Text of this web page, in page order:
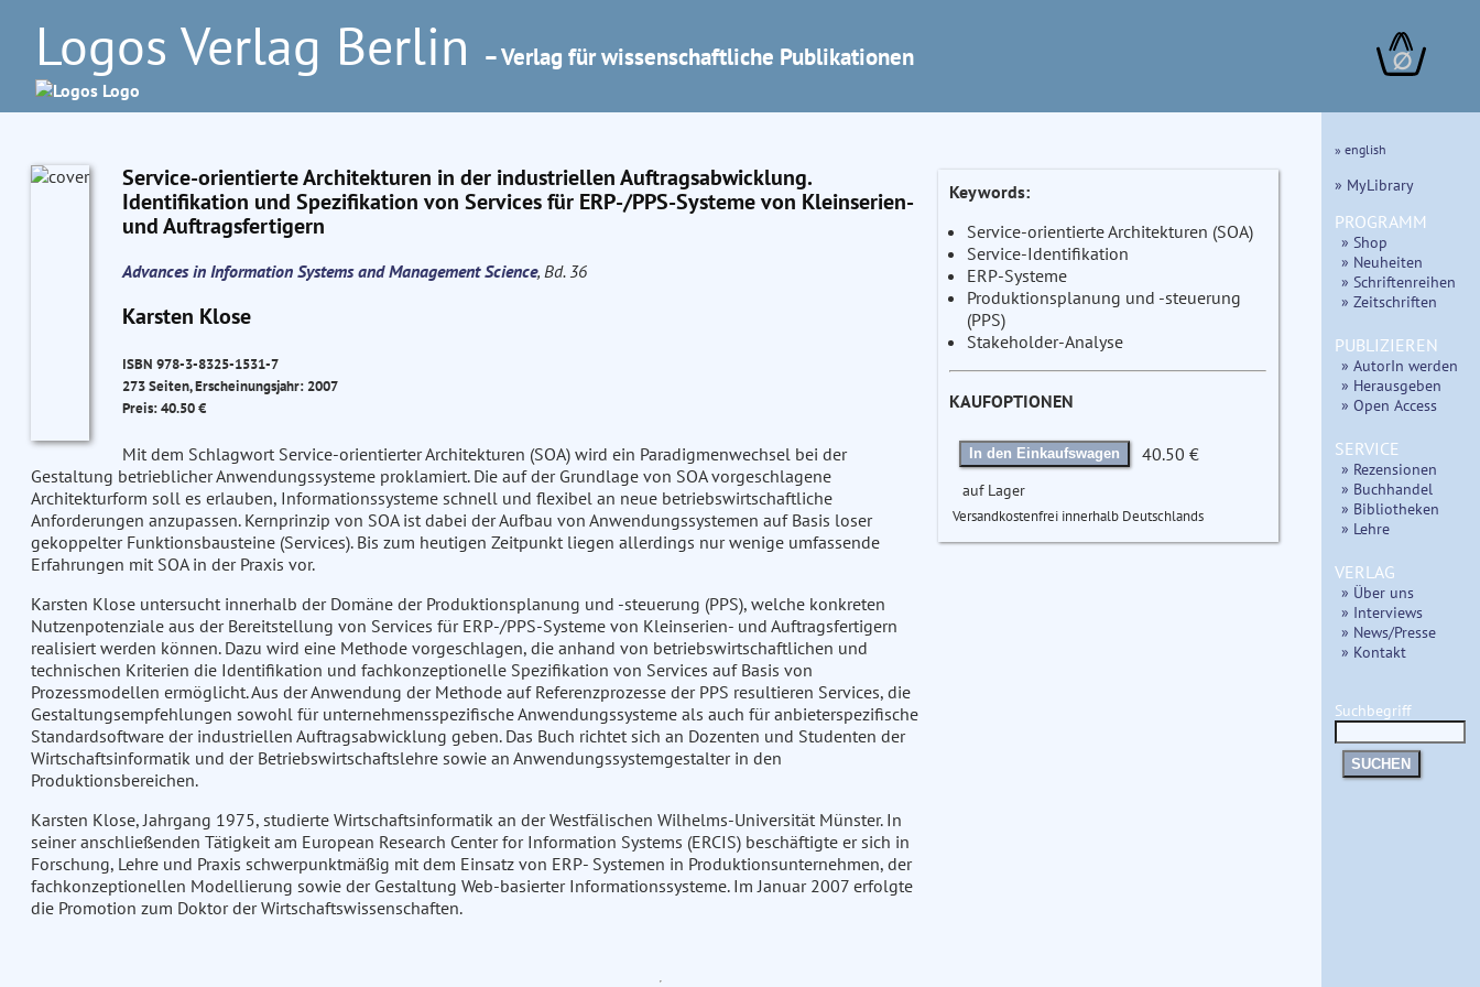
Logos Verlag Berlin – Verlag für wissenschaftliche Publikationen ∅
Service-orientierte Architekturen in der industriellen Auftragsabwicklung.
Identifikation und Spezifikation von Services für ERP-/PPS-Systeme von Kleinserien-
und Auftragsfertigern
Advances in Information Systems and Management Science, Bd. 36
Karsten Klose
ISBN 978-3-8325-1531-7
273 Seiten, Erscheinungsjahr: 2007
Preis: 40.50 €
Mit dem Schlagwort Service-orientierter Architekturen (SOA) wird ein Paradigmenwechsel bei der
Gestaltung betrieblicher Anwendungssysteme proklamiert. Die auf der Grundlage von SOA vorgeschlagene
Architekturform soll es erlauben, Informationssysteme schnell und flexibel an neue betriebswirtschaftliche
Anforderungen anzupassen. Kernprinzip von SOA ist dabei der Aufbau von Anwendungssystemen auf Basis loser
gekoppelter Funktionsbausteine (Services). Bis zum heutigen Zeitpunkt liegen allerdings nur wenige umfassende
Erfahrungen mit SOA in der Praxis vor.
Karsten Klose untersucht innerhalb der Domäne der Produktionsplanung und -steuerung (PPS), welche konkreten
Nutzenpotenziale aus der Bereitstellung von Services für ERP-/PPS-Systeme von Kleinserien- und Auftragsfertigern
realisiert werden können. Dazu wird eine Methode vorgeschlagen, die anhand von betriebswirtschaftlichen und
technischen Kriterien die Identifikation und fachkonzeptionelle Spezifikation von Services auf Basis von
Prozessmodellen ermöglicht. Aus der Anwendung der Methode auf Referenzprozesse der PPS resultieren Services, die
Gestaltungsempfehlungen sowohl für unternehmensspezifische Anwendungssysteme als auch für anbieterspezifische
Standardsoftware der industriellen Auftragsabwicklung geben. Das Buch richtet sich an Dozenten und Studenten der
Wirtschaftsinformatik und der Betriebswirtschaftslehre sowie an Anwendungssystemgestalter in den
Produktionsbereichen.
Karsten Klose, Jahrgang 1975, studierte Wirtschaftsinformatik an der Westfälischen Wilhelms-Universität Münster. In
seiner anschließenden Tätigkeit am European Research Center for Information Systems (ERCIS) beschäftigte er sich in
Forschung, Lehre und Praxis schwerpunktmäßig mit dem Einsatz von ERP- Systemen in Produktionsunternehmen, der
fachkonzeptionellen Modellierung sowie der Gestaltung Web-basierter Informationssysteme. Im Januar 2007 erfolgte
die Promotion zum Doktor der Wirtschaftswissenschaften.
Keywords:
Service-orientierte Architekturen (SOA)
Service-Identifikation
ERP-Systeme
Produktionsplanung und -steuerung
(PPS)
Stakeholder-Analyse
KAUFOPTIONEN
In den Einkaufswagen 40.50 €
auf Lager
Versandkostenfrei innerhalb Deutschlands
» english
» MyLibrary
PROGRAMM
» Shop
» Neuheiten
» Schriftenreihen
» Zeitschriften
PUBLIZIEREN
» AutorIn werden
» Herausgeben
» Open Access
SERVICE
» Rezensionen
» Buchhandel
» Bibliotheken
» Lehre
VERLAG
» Über uns
» Interviews
» News/Presse
» Kontakt
Suchbegriff
SUCHEN